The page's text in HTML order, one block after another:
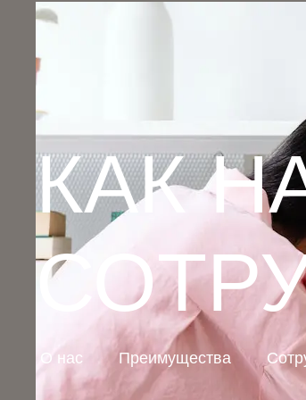
КАК
О нас Преимущества